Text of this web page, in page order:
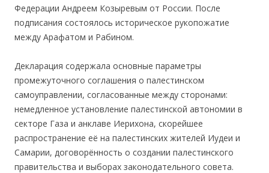
Федерации Андреем Козыревым от России. После
подписания состоялось историческое рукопожатие
между Арафатом и Рабином.
Декларация содержала основные параметры
промежуточного соглашения о палестинском
самоуправлении, согласованные между сторонами:
немедленное установление палестинской автономии в
секторе Газа и анклаве Иерихона, скорейшее
распространение её на палестинских жителей Иудеи и
Самарии, договорённость о создании палестинского
правительства и выборах законодательного совета.